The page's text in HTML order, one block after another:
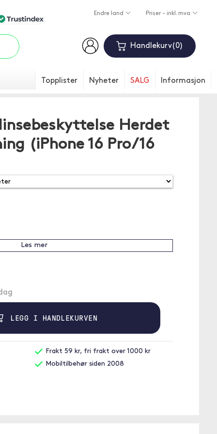
Endre land Priser - inkl. mva
Handlekurv 0
Topplister Nyheter SALG Informasjon
Herdet
(iPhone 16 Pro/16
Les mer
LEGG I HANDLEKURVEN
Frakt 59 kr, fri frakt over 1000 kr
Mobiltilbehør siden 2008